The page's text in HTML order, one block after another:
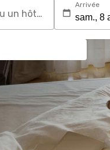
Recherchez une destination ou un hôtel
Arrivée